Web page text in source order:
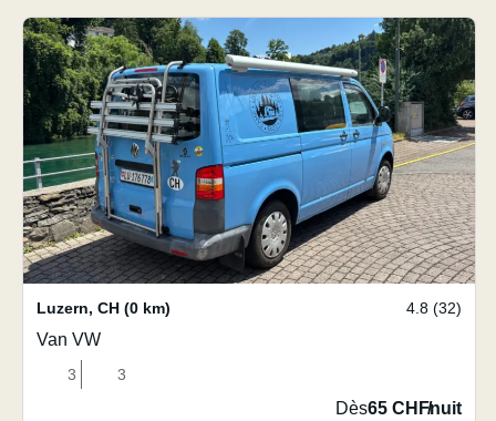
Luzern, CH (0 km) 4.8 (32)
Van VW
3 3
Dès65 CHF/nuit